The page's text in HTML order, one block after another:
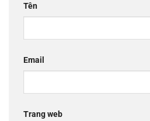
Tên
Email
Trang web